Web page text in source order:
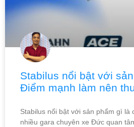
Stabilus nổi bật với
Điểm mạnh làm nên
Stabilus nổi bật với sản phẩm gì là
nhiều gara chuyên xe Đức quan